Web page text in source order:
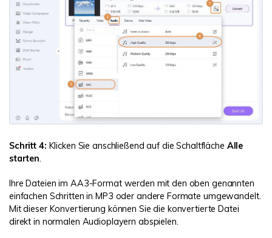
Schritt 4: Klicken Sie anschließend auf die Schaltfläche Alle
starten.
Ihre Dateien im AA3-Format werden mit den oben genannten
einfachen Schritten in MP3 oder andere Formate umgewandelt.
Mit dieser Konvertierung können Sie die konvertierte Datei
direkt in normalen Audioplayern abspielen.